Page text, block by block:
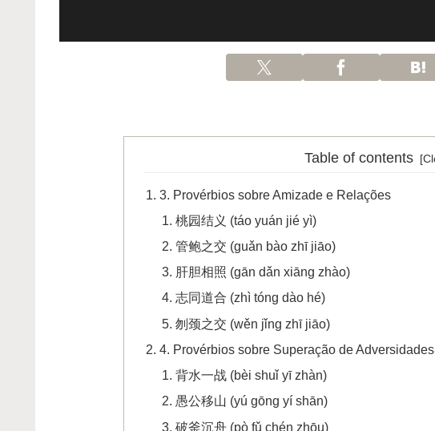
Table of contents
3. Provérbios sobre Amizade e Relações
桃园结义 (táo yuán jié yì)
管鲍之交 (guǎn bào zhī jiāo)
肝胆相照 (gān dǎn xiāng zhào)
志同道合 (zhì tóng dào hé)
刎颈之交 (wěn jǐng zhī jiāo)
4. Provérbios sobre Superação de Adversidades
背水一战 (bèi shuǐ yī zhàn)
愚公移山 (yú gōng yí shān)
破釜沉舟 (pò fǔ chén zhōu)